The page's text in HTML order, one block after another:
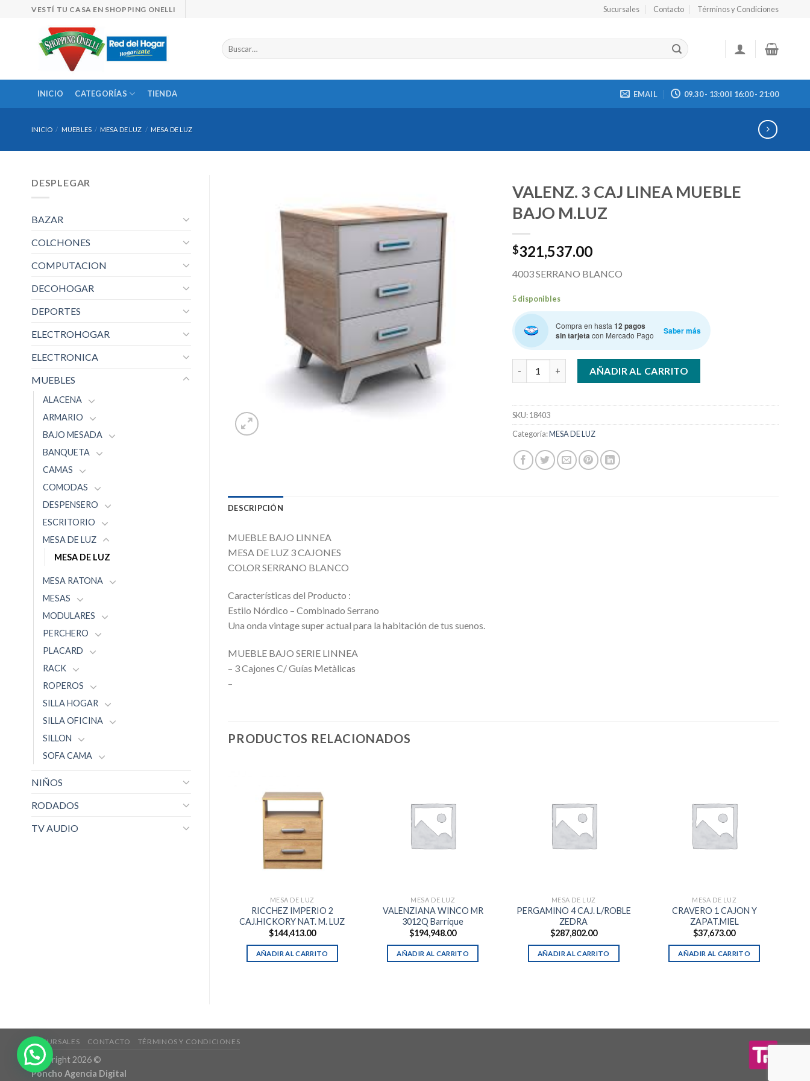
VESTÍ TU CASA EN SHOPPING ONELLI Sucursales Contacto Términos y Condiciones
Buscar
por:
INICIO CATEGORÍAS TIENDA EMAIL 09.30 - 13:00 I 16:00 - 21:00
INICIO / MUEBLES / MESA DE LUZ / MESA DE LUZ
DESPLEGAR
BAZAR
COLCHONES
COMPUTACION
DECOHOGAR
DEPORTES
ELECTROHOGAR
ELECTRONICA
MUEBLES
ALACENA
ARMARIO
BAJO MESADA
BANQUETA
CAMAS
COMODAS
DESPENSERO
ESCRITORIO
MESA DE LUZ
MESA DE LUZ
MESA RATONA
MESAS
MODULARES
PERCHERO
PLACARD
RACK
ROPEROS
SILLA HOGAR
SILLA OFICINA
SILLON
SOFA CAMA
NIÑOS
RODADOS
TV AUDIO
VALENZ. 3 CAJ LINEA MUEBLE
BAJO M.LUZ
$321,537.00
4003 SERRANO BLANCO
5 disponibles
Compra en hasta 12 pagos
sin tarjetacon Mercado Pago Saber más
VALENZ. 3 CAJ LINEA MUEBLE BAJO M.LUZ cantidad
AÑADIR AL CARRITO
SKU:18403
Categoría:MESA DE LUZ
DESCRIPCIÓN
MUEBLE BAJO LINNEA
MESA DE LUZ 3 CAJONES
COLOR SERRANO BLANCO
Características del Producto :
Estilo Nórdico – Combinado Serrano
Una onda vintage super actual para la habitación de tus suenos.
MUEBLE BAJO SERIE LINNEA
– 3 Cajones C/ Guías Metàlicas
–
PRODUCTOS RELACIONADOS
MESA DE LUZ
RICCHEZ IMPERIO 2
CAJ.HICKORY NAT. M. LUZ
$144,413.00
AÑADIR AL CARRITO
MESA DE LUZ
VALENZIANA WINCO MR
3012Q Barrique
$194,948.00
AÑADIR AL CARRITO
MESA DE LUZ
PERGAMINO 4 CAJ. L/ROBLE
ZEDRA
$287,802.00
AÑADIR AL CARRITO
MESA DE LUZ
CRAVERO 1 CAJON Y
ZAPAT.MIEL
$37,673.00
AÑADIR AL CARRITO
SUCURSALES CONTACTO TÉRMINOS Y CONDICIONES
Copyright 2026 ©
Poncho Agencia Digital